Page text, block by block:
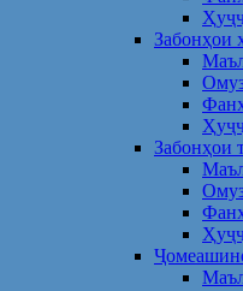
Забонҳои
Забонҳои